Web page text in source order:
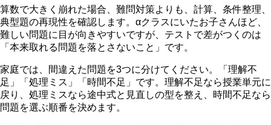
算数で大きく崩れた場合、難問対策よりも、計算、条件整理、
典型題の再現性を確認します。αクラスにいたお子さんほど、
難しい問題に目が向きやすいですが、テストで差がつくのは
「本来取れる問題を落とさないこと」です。
家庭では、間違えた問題を3つに分けてください。「理解不
足」「処理ミス」「時間不足」です。理解不足なら授業単元に
戻り、処理ミスなら途中式と見直しの型を整え、時間不足なら
問題を選ぶ順番を決めます。